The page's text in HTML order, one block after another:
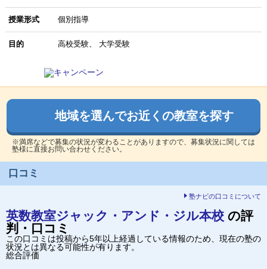
授業形式 個別指導
目的 高校受験 大学受験
地域を選んでお近くの教室を探す
※満席などで募集の状況が変わることがありますので、募集状況に関しては
塾様に直接お問い合わせください。
口コミ
塾ナビの口コミについて
英数教室ジャック・アンド・ジル本校 の評
判・口コミ
この口コミは投稿から5年以上経過している情報のため、現在の塾の
状況とは異なる可能性が有ります。
総合評価